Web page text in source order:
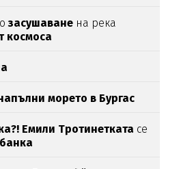
засушаване на река
космоса
морето в Бургас
Емили Тротинетката се